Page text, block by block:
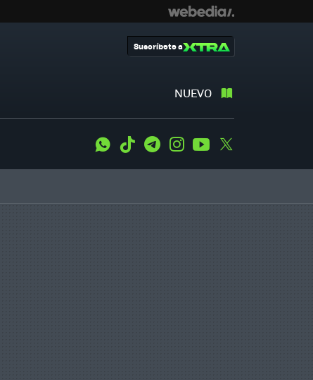
NUEVO
Suscríbete a
WhatsApp
Tiktok TelegramInstagramYoutube